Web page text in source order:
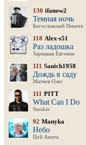
130 ifanow2
Темная ночь
Богословский Никита
118 Alex-s51
Раз ладошка
Зарицкая Евгения
111 Sanich1958
Дождь в саду
Митяев Олег
111 PITT
What Can I Do
Smokie
92 Manyka
Небо
Цой Анита